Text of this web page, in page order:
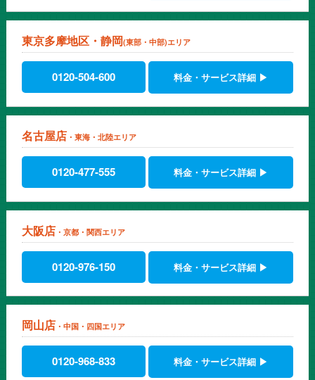
東京多摩地区・静岡(東部・中部)エリア
0120-504-600 料金・サービス詳細 ▶
名古屋店 ・東海・北陸エリア
0120-477-555 料金・サービス詳細 ▶
大阪店 ・京都・関西エリア
0120-976-150 料金・サービス詳細 ▶
岡山店 ・中国・四国エリア
0120-968-833 料金・サービス詳細 ▶